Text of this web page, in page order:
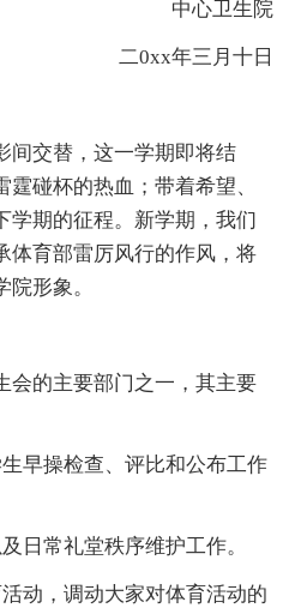
中心卫生院
二0xx年三月十日
交替，这一学期即将结
碰杯的热血；带着希望、
学期的征程。新学期，我们
体育部雷厉风行的作风，将
形象。
的主要部门之一，其主要
操检查、评比和公布工作
常礼堂秩序维护工作。
，调动大家对体育活动的